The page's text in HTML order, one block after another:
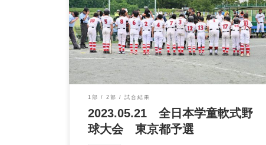
2023.05.21 東京都学童軟式野球大会マクドナルドトー
ナメント 1回戦 V […]
1部 2部 試合結果
2023.05.21 全日本学童軟式野
球大会 東京都予選